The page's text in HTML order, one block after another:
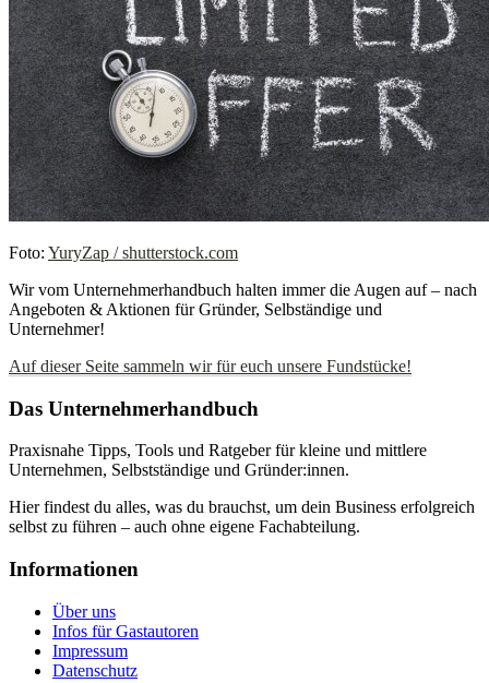
Foto: YuryZap / shutterstock.com
Wir vom Unternehmerhandbuch halten immer die Augen auf – nach
Angeboten & Aktionen für Gründer, Selbständige und
Unternehmer!
Auf dieser Seite sammeln wir für euch unsere Fundstücke!
Das Unternehmerhandbuch
Praxisnahe Tipps, Tools und Ratgeber für kleine und mittlere
Unternehmen, Selbstständige und Gründer:innen.
Hier findest du alles, was du brauchst, um dein Business erfolgreich
selbst zu führen – auch ohne eigene Fachabteilung.
Informationen
Über uns
Infos für Gastautoren
Impressum
Datenschutz